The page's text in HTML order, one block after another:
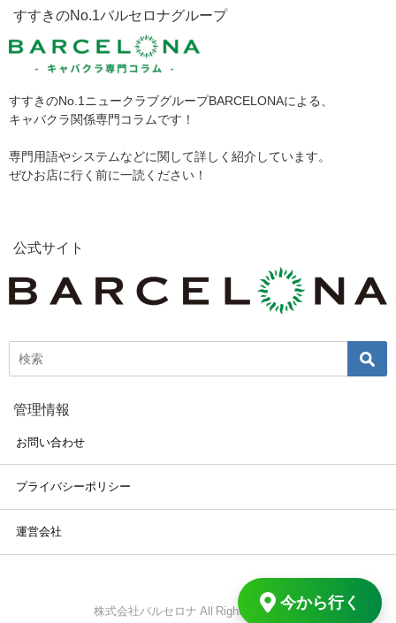
今から行く
すすきのNo.1バルセロナグループ
すすきのNo.1ニュークラブグループBARCELONAによる、
キャバクラ関係専門コラムです！
専門用語やシステムなどに関して詳しく紹介しています。
ぜひお店に行く前に一読ください！
公式サイト
管理情報
お問い合わせ
プライバシーポリシー
運営会社
株式会社バルセロナ All Rights Reserved.